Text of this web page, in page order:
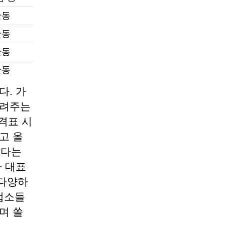
. 가
주는
표 시
올
는
대표
양하
소들
쏠